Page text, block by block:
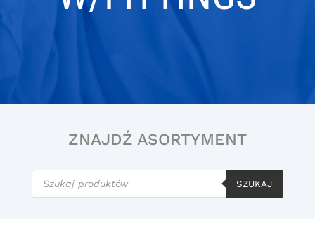
ZNAJDŹ ASORTYMENT
Wyszukiwarka
produktów
SZUKAJ